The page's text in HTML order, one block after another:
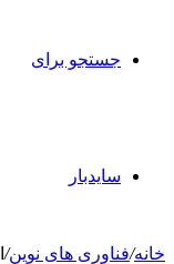
جستجو برای
سایدبار
خانه/فناوری های نوین/